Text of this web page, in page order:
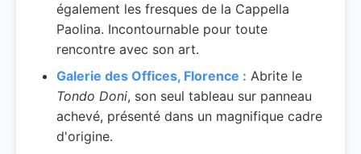
également les fresques de la Cappella
Paolina. Incontournable pour toute
rencontre avec son art.
Galerie des Offices, Florence : Abrite le
Tondo Doni, son seul tableau sur panneau
achevé, présenté dans un magnifique cadre
d'origine.